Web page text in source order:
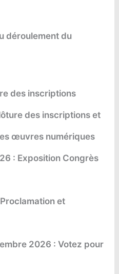
déroulement du
des inscriptions
des inscriptions et
œuvres numériques
: Exposition Congrès
et
2026 : Votez pour